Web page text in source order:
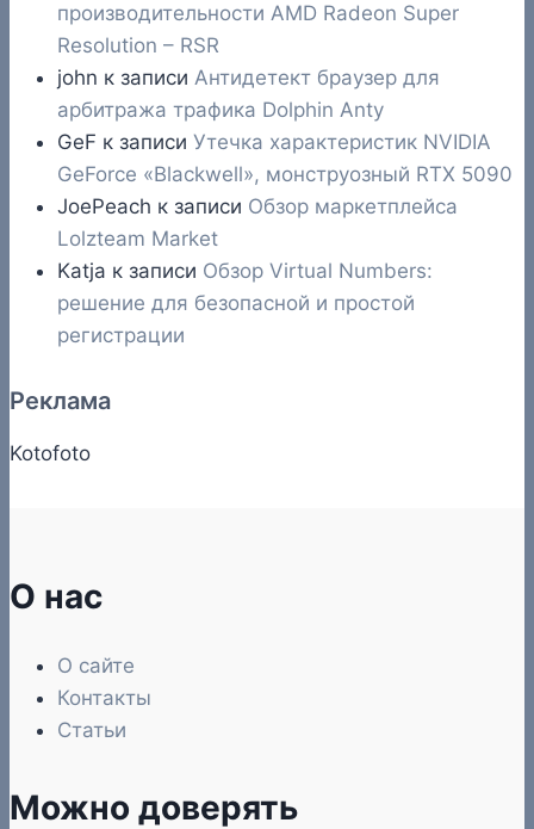
производительности AMD Radeon Super
Resolution – RSR
john к записи Антидетект браузер для
арбитража трафика Dolphin Anty
GeF к записи Утечка характеристик NVIDIA
GeForce «Blackwell», монструозный RTX 5090
JoePeach к записи Обзор маркетплейса
Lolzteam Market
Katja к записи Обзор Virtual Numbers:
решение для безопасной и простой
регистрации
Реклама
Kotofoto
О нас
О сайте
Контакты
Статьи
Можно доверять